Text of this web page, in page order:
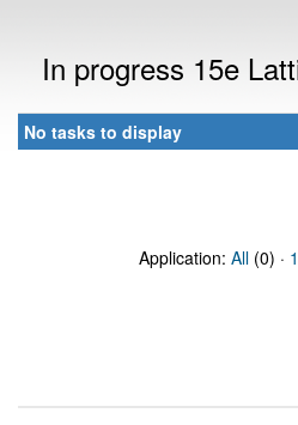
In progress 15e
No tasks to display
Application: All (0) ·